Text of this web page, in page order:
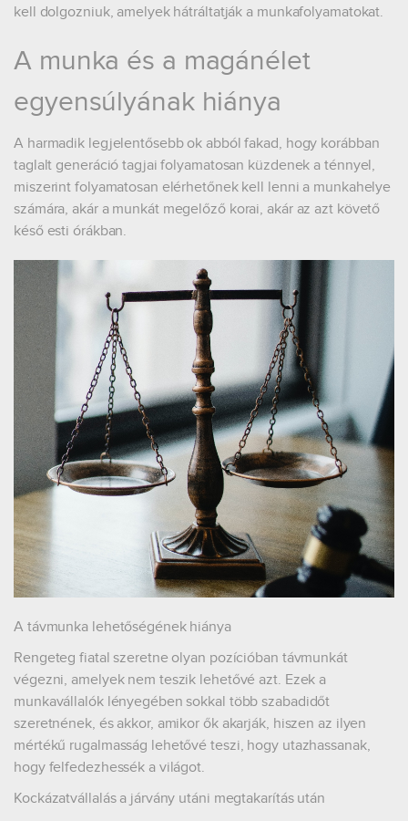
kell dolgozniuk, amelyek hátráltatják a munkafolyamatokat.
A munka és a magánélet
egyensúlyának hiánya
A harmadik legjelentősebb ok abból fakad, hogy korábban
taglalt generáció tagjai folyamatosan küzdenek a ténnyel,
miszerint folyamatosan elérhetőnek kell lenni a munkahelye
számára, akár a munkát megelőző korai, akár az azt követő
késő esti órákban.
A távmunka lehetőségének hiánya
Rengeteg fiatal szeretne olyan pozícióban távmunkát
végezni, amelyek nem teszik lehetővé azt. Ezek a
munkavállalók lényegében sokkal több szabadidőt
szeretnének, és akkor, amikor ők akarják, hiszen az ilyen
mértékű rugalmasság lehetővé teszi, hogy utazhassanak,
hogy felfedezhessék a világot.
Kockázatvállalás a járvány utáni megtakarítás után